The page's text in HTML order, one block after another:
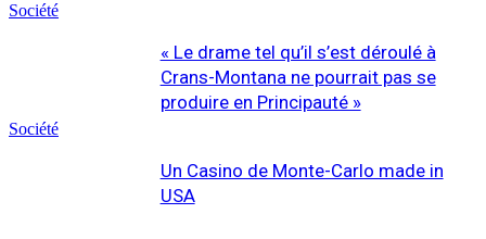
Société
Société
« Le drame tel qu’il s’est déroulé à
Crans-Montana ne pourrait pas se
produire en Principauté »
Un Casino de Monte-Carlo made in
USA